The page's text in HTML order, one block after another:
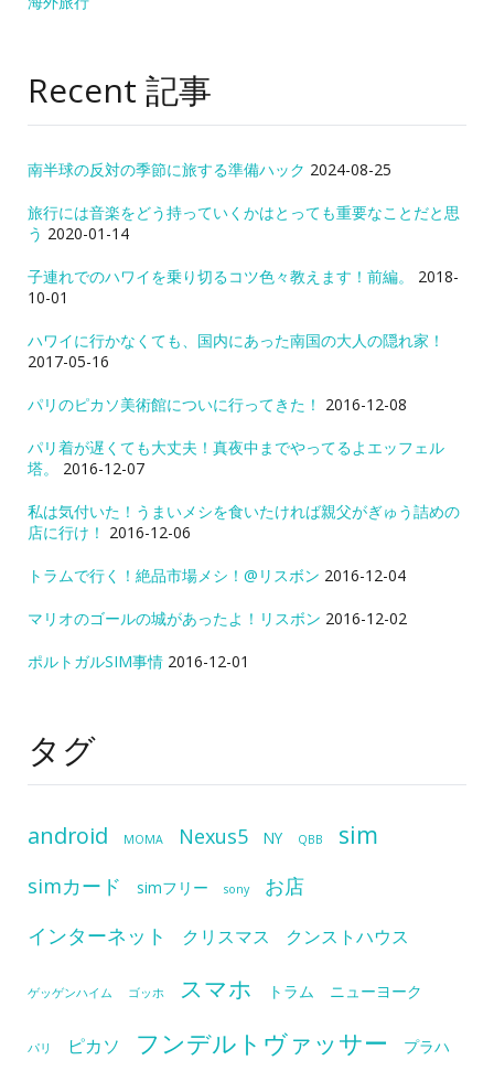
Recent 記事
南半球の反対の季節に旅する準備ハック 2024-08-25
旅行には音楽をどう持っていくかはとっても重要なことだと思
う 2020-01-14
子連れでのハワイを乗り切るコツ色々教えます！前編。
2018-
10-01
ハワイに行かなくても、国内にあった南国の大人の隠れ家！
2017-05-16
パリのピカソ美術館についに行ってきた！ 2016-12-08
パリ着が遅くても大丈夫！真夜中までやってるよエッフェル
塔。
2016-12-07
私は気付いた！うまいメシを食いたければ親父がぎゅう詰めの
店に行け！ 2016-12-06
トラムで行く！絶品市場メシ！@リスボン 2016-12-04
マリオのゴールの城があったよ！リスボン 2016-12-02
ポルトガルSIM事情 2016-12-01
タグ
android MOMA Nexus5 NY QBB sim
simカード simフリー sony
お店
インターネット
クリスマス クンストハウス
ゲッゲンハイム ゴッホ スマホ トラム ニューヨーク
パリ ピカソ フンデルトヴァッサー プラハ